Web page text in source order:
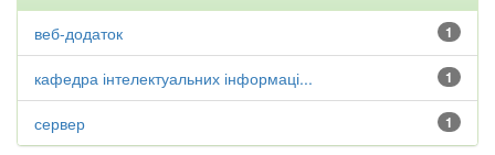
1
веб-додаток
1
кафедра інтелектуальних інформаці...
1
сервер